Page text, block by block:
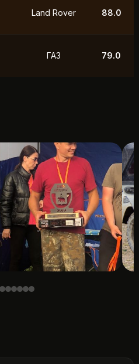
Land Rover 88.0
ГАЗ 79.0